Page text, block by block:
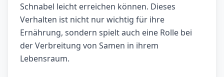
Schnabel leicht erreichen können. Dieses
Verhalten ist nicht nur wichtig für ihre
Ernährung, sondern spielt auch eine Rolle bei
der Verbreitung von Samen in ihrem
Lebensraum.